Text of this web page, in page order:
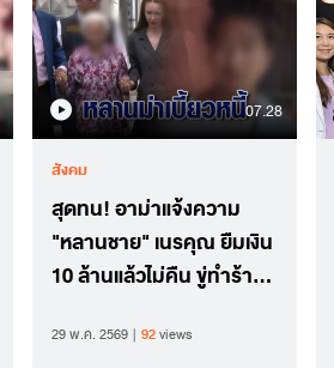
07.28
สังคม
สุดทน! อาม่าแจ้งความ
"หลานชาย" เนรคุณ ยืมเงิน
10 ล้านแล้วไม่คืน ขู่ทำร้าย
29 พ.ค. 2569 92views